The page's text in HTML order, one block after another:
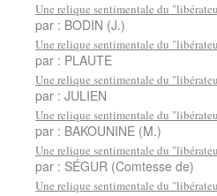
Une relique sentimentale du
par : BODIN (J.)
Une relique sentimentale du
par : PLAUTE
Une relique sentimentale du
par : JULIEN
Une relique sentimentale du
par : BAKOUNINE (M.)
Une relique sentimentale du
par : SÉGUR (Comtesse de)
Une relique sentimentale du